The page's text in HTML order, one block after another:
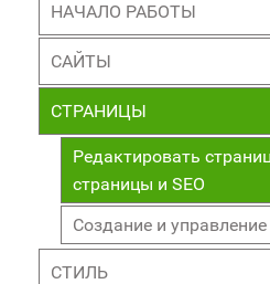
НАЧАЛО РАБОТЫ
САЙТЫ
СТРАНИЦЫ
Редактировать
страницы и SEO
Создание и
СТИЛЬ